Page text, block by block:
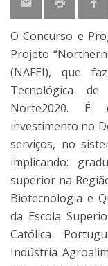
O Concurso e
Projeto
(NAFEI), que
Tecnológica de
Norte2020. É
investimento no
serviços, no
implicando:
superior na
Biotecnologia e
da Escola
Católica
Indústria